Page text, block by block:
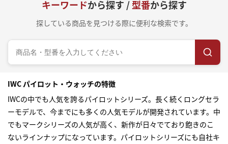
キーワードから探す /型番から探す
探している商品を見つける際に便利な検索です。
IWC パイロット・ウォッチの特徴
IWCの中でも人気を誇るパイロットシリーズ。長く続くロングセラ
ーモデルで、今までにも多くの人気モデルが開発されています。中
でもマークシリーズの人気が高く、新作が日々でており飽きのこ
ないラインナップになっています。パイロットシリーズにも自社キ